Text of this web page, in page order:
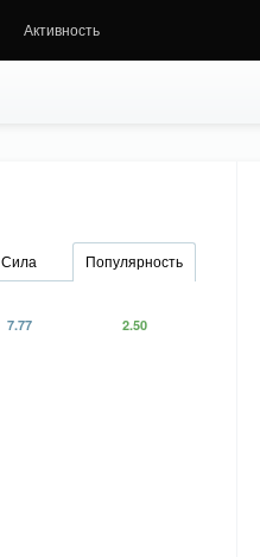
Активность
Сила Популярность
7.77 2.50